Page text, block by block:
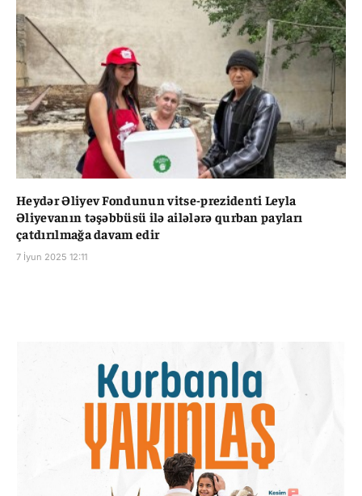
Heydər Əliyev Fondunun vitse-prezidenti Leyla
Əliyevanın təşəbbüsü ilə ailələrə qurban payları
çatdırılmağa davam edir
7 İyun 2025 12:11